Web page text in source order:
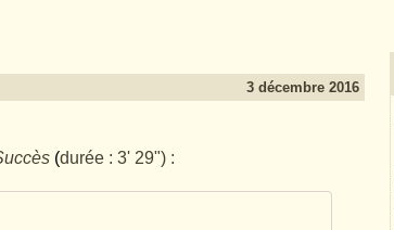
3 décembre 2016
(durée : 3' 29") :